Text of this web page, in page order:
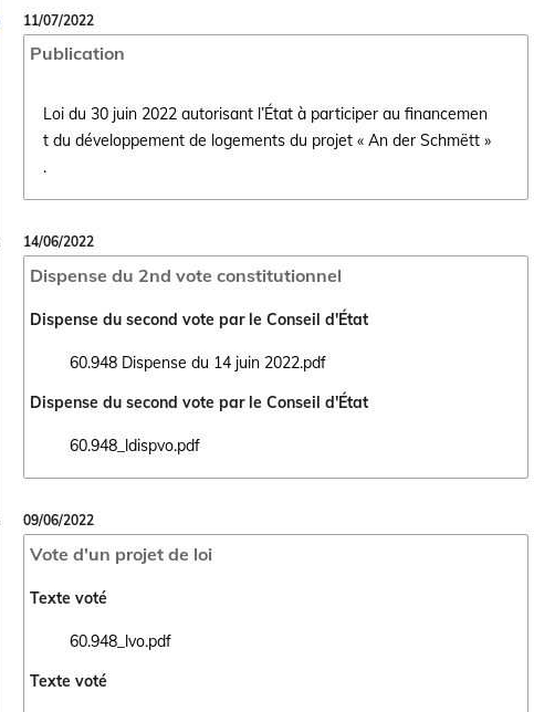
11/07/2022
Publication
Loi du 30 juin 2022 autorisant l’État à participer au financemen
t du développement de logements du projet « An der Schmëtt »
.
Ouvrir le document Loi du 30 juin 2022 autorisant l’État à participer
14/06/2022
Dispense du 2nd vote constitutionnel
Dispense du second vote par le Conseil d'État
60.948 Dispense du 14 juin 2022.pdf
Ouvrir le document 60.948 Dispense du 14 juin 2022.pdf dans un
Dispense du second vote par le Conseil d'État
60.948_ldispvo.pdf
Ouvrir le document 60.948_ldispvo.pdf dans un nouvel onglet
09/06/2022
Vote d'un projet de loi
Texte voté
60.948_lvo.pdf
Ouvrir le document 60.948_lvo.pdf dans un nouvel onglet
Texte voté